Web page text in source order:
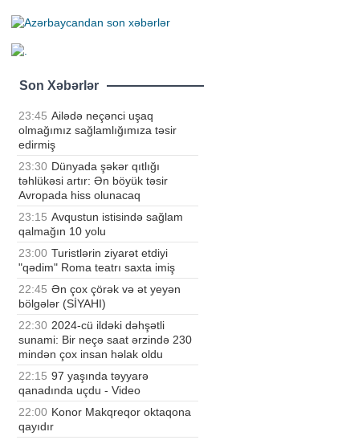
Son Xəbərlər
23:45 Ailədə neçənci uşaq
olmağımız sağlamlığımıza təsir
edirmiş
23:30 Dünyada şəkər qıtlığı
təhlükəsi artır: Ən böyük təsir
Avropada hiss olunacaq
23:15 Avqustun istisində sağlam
qalmağın 10 yolu
23:00 Turistlərin ziyarət etdiyi
"qədim" Roma teatrı saxta imiş
22:45 Ən çox çörək və ət yeyən
bölgələr (SİYAHI)
22:30 2024-cü ildəki dəhşətli
sunami: Bir neçə saat ərzində 230
mindən çox insan həlak oldu
22:15 97 yaşında təyyarə
qanadında uçdu - Video
22:00 Konor Makqreqor oktaqona
qayıdır